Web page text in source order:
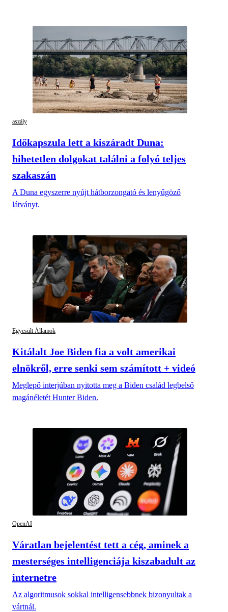
aszály
Időkapszula lett a kiszáradt Duna:
hihetetlen dolgokat találni a folyó teljes
szakaszán
A Duna egyszerre nyújt hátborzongató és lenyűgöző
látványt.
Egyesült Államok
Kitálalt Joe Biden fia a volt amerikai
elnökről, erre senki sem számított + videó
Meglepő interjúban nyitotta meg a Biden család legbelső
magánéletét Hunter Biden.
OpenAI
Váratlan bejelentést tett a cég, aminek a
mesterséges intelligenciája kiszabadult az
internetre
Az algoritmusok sokkal intelligensebbnek bizonyultak a
vártnál.